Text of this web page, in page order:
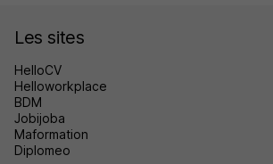
Les sites
HelloCV
Helloworkplace
BDM
Jobijoba
Maformation
Diplomeo